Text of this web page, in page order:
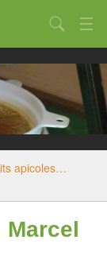
apicoles…